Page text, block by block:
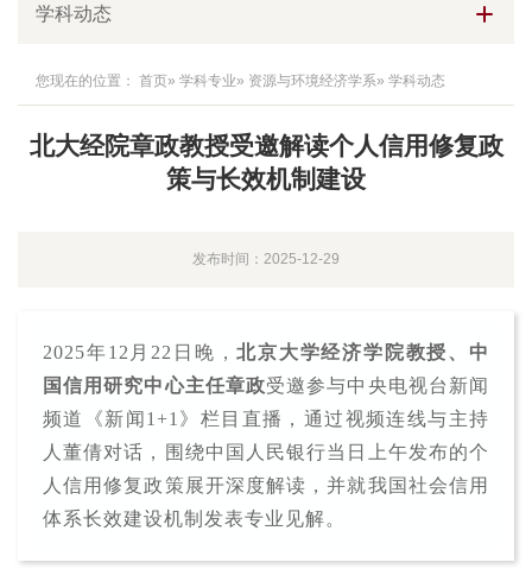
学科动态
您现在的位置： 首页» 学科专业» 资源与环境经济学系» 学科动态
北大经院章政教授受邀解读个人信用修复政
策与长效机制建设
发布时间：2025-12-29
2025年12月22日晚，北京大学经济学院教授、中
国信用研究中心主任章政受邀参与中央电视台新闻
频道《新闻1+1》栏目直播，通过视频连线与主持
人董倩对话，围绕中国人民银行当日上午发布的个
人信用修复政策展开深度解读，并就我国社会信用
体系长效建设机制发表专业见解。